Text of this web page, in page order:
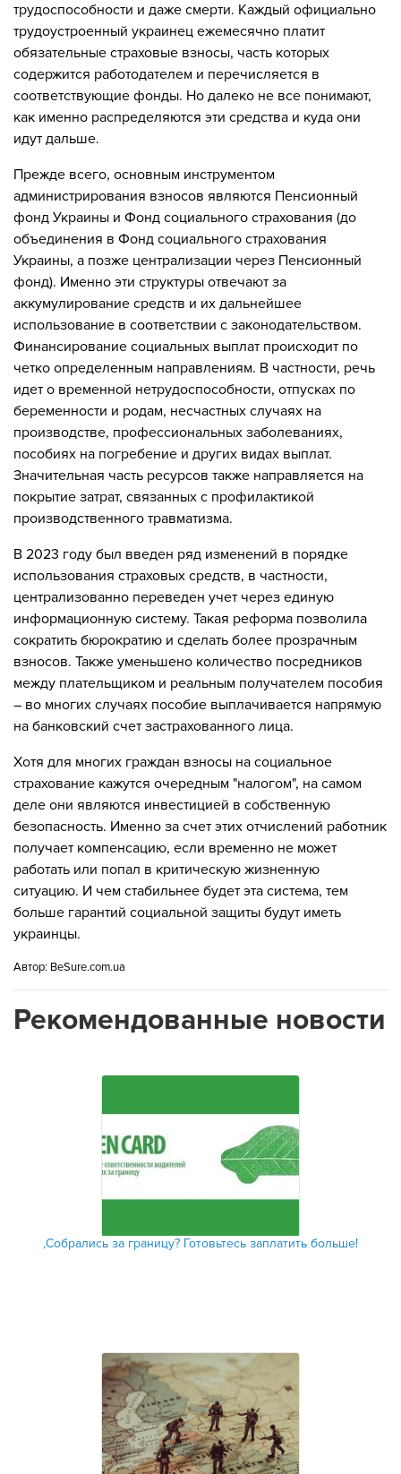
трудоспособности и даже смерти. Каждый официально
трудоустроенный украинец ежемесячно платит
обязательные страховые взносы, часть которых
содержится работодателем и перечисляется в
соответствующие фонды. Но далеко не все понимают,
как именно распределяются эти средства и куда они
идут дальше.
Прежде всего, основным инструментом
администрирования взносов являются Пенсионный
фонд Украины и Фонд социального страхования (до
объединения в Фонд социального страхования
Украины, а позже централизации через Пенсионный
фонд). Именно эти структуры отвечают за
аккумулирование средств и их дальнейшее
использование в соответствии с законодательством.
Финансирование социальных выплат происходит по
четко определенным направлениям. В частности, речь
идет о временной нетрудоспособности, отпусках по
беременности и родам, несчастных случаях на
производстве, профессиональных заболеваниях,
пособиях на погребение и других видах выплат.
Значительная часть ресурсов также направляется на
покрытие затрат, связанных с профилактикой
производственного травматизма.
В 2023 году был введен ряд изменений в порядке
использования страховых средств, в частности,
централизованно переведен учет через единую
информационную систему. Такая реформа позволила
сократить бюрократию и сделать более прозрачным
взносов. Также уменьшено количество посредников
между плательщиком и реальным получателем пособия
– во многих случаях пособие выплачивается напрямую
на банковский счет застрахованного лица.
Хотя для многих граждан взносы на социальное
страхование кажутся очередным "налогом", на самом
деле они являются инвестицией в собственную
безопасность. Именно за счет этих отчислений работник
получает компенсацию, если временно не может
работать или попал в критическую жизненную
ситуацию. И чем стабильнее будет эта система, тем
больше гарантий социальной защиты будут иметь
украинцы.
Автор: BeSure.com.ua
Рекомендованные новости
‚Собрались за границу? Готовьтесь заплатить больше!